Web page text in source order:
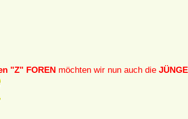
"Z" FOREN möchten wir nun auch die